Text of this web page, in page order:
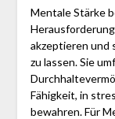
Mentale Stärke
akzeptieren und
zu lassen. Sie
Fähigkeit, in
bewahren. Für